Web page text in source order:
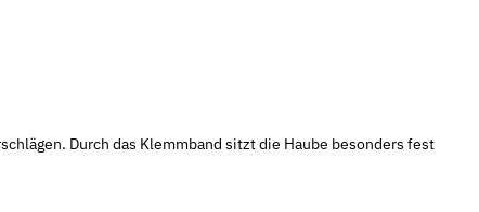
Durch das Klemmband sitzt die Haube besonders fest